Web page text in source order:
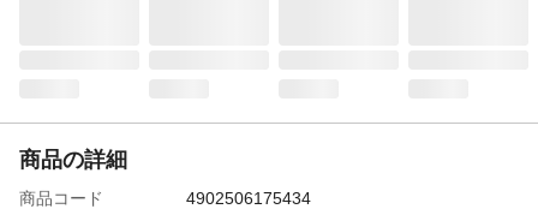
商品の詳細
商品コード
4902506175434